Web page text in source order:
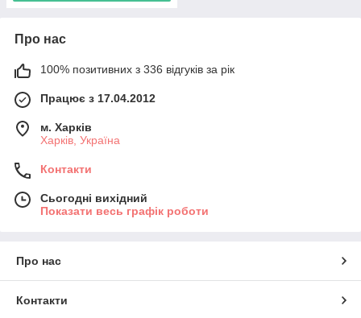
Про нас
100% позитивних з 336 відгуків за рік
Працює з 17.04.2012
м. Харків
Харків, Україна
Контакти
Сьогодні вихідний
Показати весь графік роботи
Про нас
Контакти